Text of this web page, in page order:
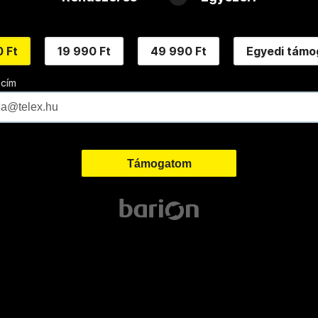
Ft 19 990 Ft 49 990 Ft Egyedi